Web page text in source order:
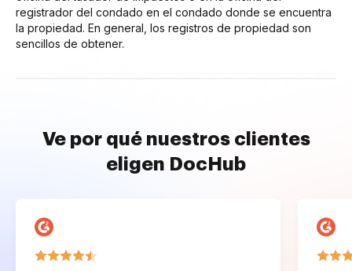
registrador del condado en el condado donde se encuentra
la propiedad. En general, los registros de propiedad son
sencillos de obtener.
Ve por qué nuestros clientes
eligen DocHub